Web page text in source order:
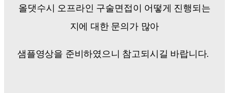
올댓수시 오프라인 구술면접이 어떻게 진행되는
지에 대한 문의가 많아
샘플영상을 준비하였으니 참고되시길 바랍니다.